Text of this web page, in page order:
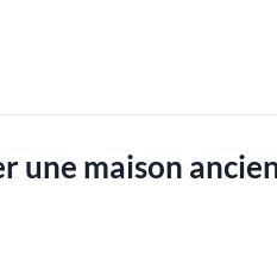
une maison